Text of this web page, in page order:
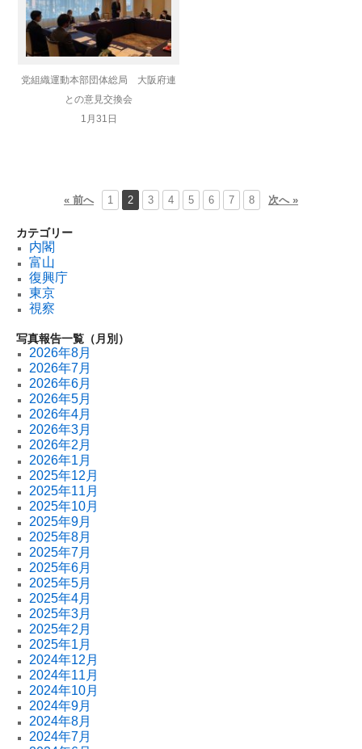
党組織運動本部団体総局 大阪府連
との意見交換会
1月31日
« 前へ 1 2 3 4 5 6 7 8 次へ »
カテゴリー
内閣
富山
復興庁
東京
視察
写真報告一覧（月別）
2026年8月
2026年7月
2026年6月
2026年5月
2026年4月
2026年3月
2026年2月
2026年1月
2025年12月
2025年11月
2025年10月
2025年9月
2025年8月
2025年7月
2025年6月
2025年5月
2025年4月
2025年3月
2025年2月
2025年1月
2024年12月
2024年11月
2024年10月
2024年9月
2024年8月
2024年7月